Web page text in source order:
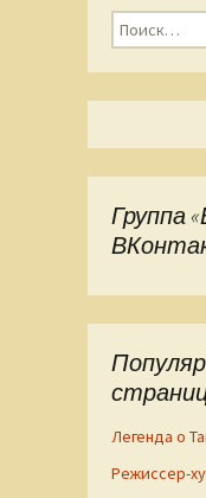
Найти:
Группа
Легенда о
Режиссер-